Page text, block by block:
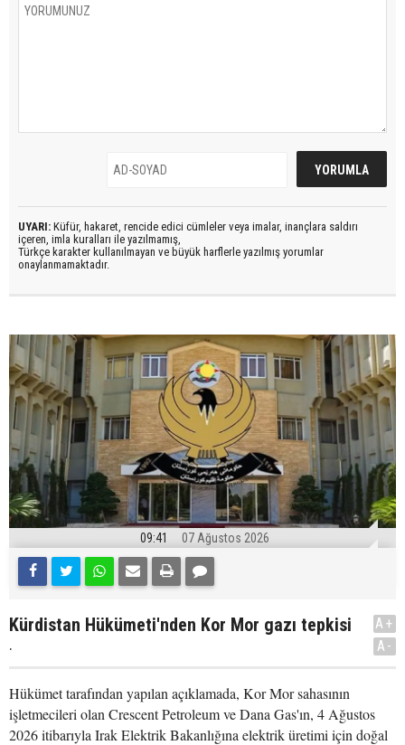
UYARI: Küfür, hakaret, rencide edici cümleler veya imalar, inançlara saldırı
içeren, imla kuralları ile yazılmamış,
Türkçe karakter kullanılmayan ve büyük harflerle yazılmış yorumlar
onaylanmamaktadır.
09:41 07 Ağustos 2026
Kürdistan Hükümeti'nden Kor Mor gazı tepkisi
.
A+
A-
Hükümet tarafından yapılan açıklamada, Kor Mor sahasının
işletmecileri olan Crescent Petroleum ve Dana Gas'ın, 4 Ağustos
2026 itibarıyla Irak Elektrik Bakanlığına elektrik üretimi için doğal